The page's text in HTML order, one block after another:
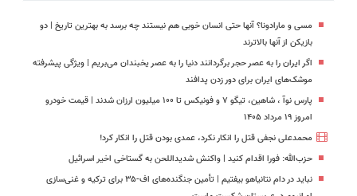
مسی و مارادونا؟ آنها حتی انسان خوبی هم نیستند چه برسد به بهترین تاریخ | دو
بازیکن از آنها بالاترند
اگر ایران را به عصر حجر برگردانند دنیا را به عصر یخبندان می‌بریم | ویژگی پیشرفته
موشک‌های ایران برای دور زدن پدافند
پارس نوآ ، شاهین، تیگو ۷ و فونیکس تا ۱۰۰ میلیون ارزان شدند | قیمت خودرو
امروز ۱۹ مرداد ۱۴۰۵
محمدعلی نجفی قتل را انکار نکرد، عمدی بودن قتل را انکار کرد!
حزب‌الله: فورا اقدام کنید | واکنش شدیداللحن به گستاخی اخیر اسرائیل
نباید در دام نتانیاهو بیفتیم | تأمین جنگنده‌های اف-۳۵ برای ترکیه و غنی‌سازی